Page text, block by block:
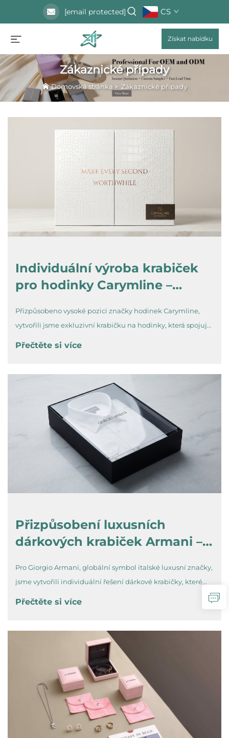
[email protected] CS
Získat nabídku
Zákaznické případy
Domovská stránka > Zákaznické případy
Individuální výroba krabiček
pro hodinky Carymline –
ochrana umění měření času
Přizpůsobeno vysoké pozici značky hodinek Carymline,
vytvořili jsme exkluzivní krabičku na hodinky, která spojuje
Přečtěte si více
Přizpůsobení luxusních
dárkových krabiček Armani –
vytvořená pro ikonický styl
Pro Giorgio Armani, globální symbol italské luxusní značky,
jsme vytvořili individuální řešení dárkové krabičky, které
Přečtěte si více